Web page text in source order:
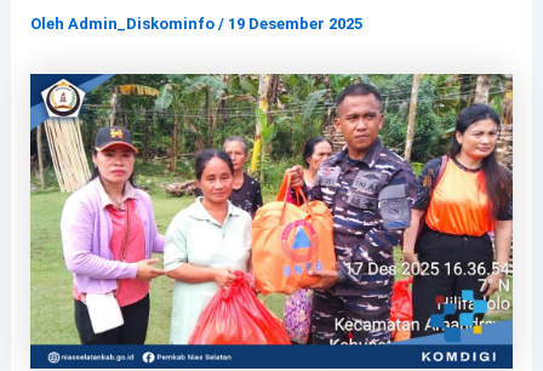
Oleh Admin_Diskominfo / 19 Desember 2025